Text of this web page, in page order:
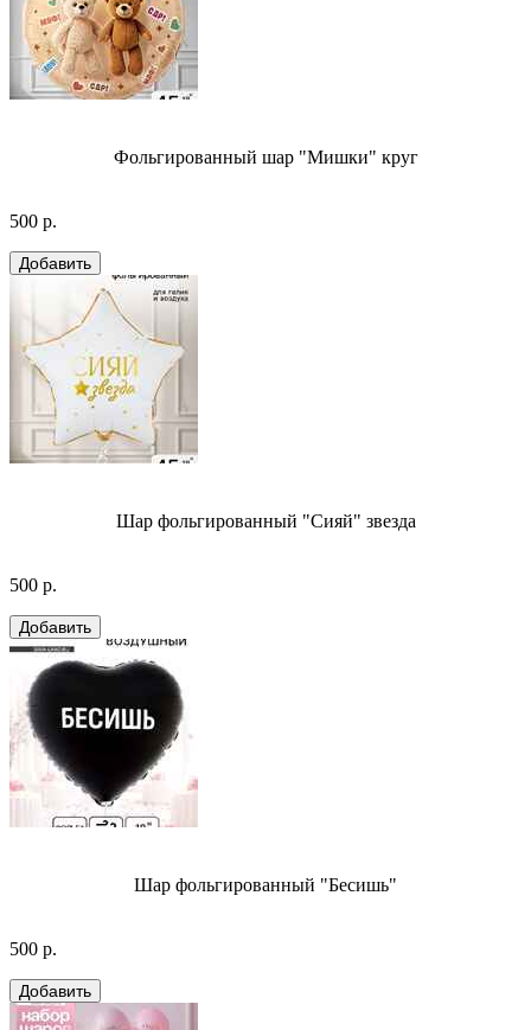
Фольгированный шар "Мишки" круг
500 р.
Шар фольгированный "Сияй" звезда
500 р.
Шар фольгированный "Бесишь"
500 р.